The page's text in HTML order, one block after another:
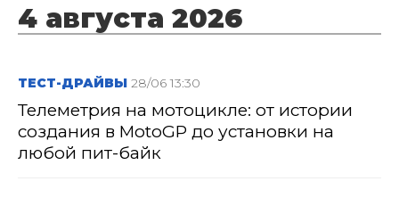
4 августа 2026
ТЕСТ-ДРАЙВЫ 28/06 13:30
Телеметрия на мотоцикле: от истории
создания в MotoGP до установки на
любой пит-байк